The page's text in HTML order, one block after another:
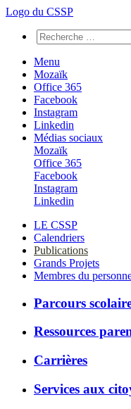
Logo du CSSP
Menu
Mozaïk
Office 365
Facebook
Instagram
Linkedin
Médias sociaux
Mozaïk
Office 365
Facebook
Instagram
Linkedin
LE CSSP
Calendriers
Publications
Grands Projets
Membres du
Parcours
Ressources
Carrières
Services aux